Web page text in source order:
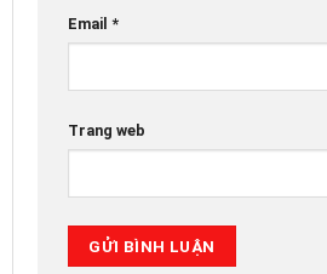
Email *
Trang web